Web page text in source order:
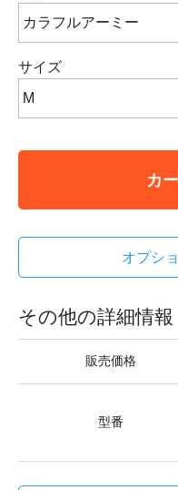
サイズ
カ
オプシ
その他の詳細情報
販売価格
型番